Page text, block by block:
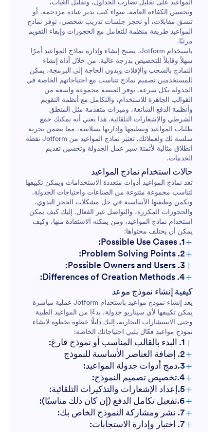
المواعيد على تقليل تضارب الجداول، وتقليل الغياب،
وتحسين الكفاءة العامة. سواء كنت تدير عيادة مزدحمة، أو
تنسق مقابلات، أو تحجز جلسات تدريب شخصي، توفر نماذج
المواعيد طريقة منظمة للتعامل مع الحجوزات وإبقاء التقويم
مرتبًا.
باستخدام Jotform، يصبح إنشاء وإدارة نماذج المواعيد أمرًا
سهلاً وقابلاً للتخصيص بدرجة عالية. من خلال أداة إنشاء
النماذج بالسحب والإفلات وبدون الحاجة إلى البرمجة، يمكن
للمستخدمين تصميم نماذج تتناسب مع احتياجاتهم الخاصة في
الجدولة بكل سرعة. توفر المنصة مجموعة واسعة من
القوالب الجاهزة للاستخدام، والتكامل مع أنظمة التقويم
وأنظمة الدفع الشائعة، وميزات متقدمة مثل المنطق
الشرطي والإشعارات التلقائية. هذا يعني أنه يمكنك جمع
طلبات المواعيد وتنظيمها وإدارتها بسلاسة، مما يضمن تجربة
سلسة لك ولعملائك. تعتبر نماذج المواعيد من Jotform نقطة
انطلاق مثالية لأتمتة سير عمل الجدولة وتحسين تقديم
الخدمات.
حالات استخدام نماذج المواعيد
تعد نماذج المواعيد أدوات متعددة الاستخدامات ويمكن تكييفها
لتناسب مجموعة متنوعة من الصناعات واحتياجات الجدولة.
وتكمن وظيفتها الأساسية في حل مشكلات الحجز اليدوي،
والحجوزات المكررة، والتواصل غير الفعال. إليك كيف يمكن
استخدام نماذج المواعيد، ومن يمكنه الاستفادة منها، وكيف
يمكن أن يختلف محتواها:
+
1. Possible Use Cases:
+
2. Problem Solving Points:
+
3. Possible Owners and Users:
+
4. Differences of Creation Methods:
المواعيد الطبية:
حجوزات الصالون:
الاجتماعات التعليمية:
الاستشارات:
مواعيد الفعاليات:
كيفية إنشاء نموذج موعد
يعد إنشاء نموذج مواعيد باستخدام Jotform عملية مباشرة
يمكن تكييفها لأي سيناريو جدولة، بدءًا من المواعيد الطبية
وحتى الاستشارات التجارية. إليك دليلًا خطوة بخطوة لإنشاء
نموذج مواعيد فعّال يلبي احتياجاتك الخاصة:
+1. البدء بالقالب المناسب أو نموذج فارغ:
+2. إضافة العناصر الأساسية للنموذج
طبي:
صالون:
+3.دمج أدوات جدولة المواعيد:
+4.تخصيص تصميم النموذج:
+5.إعداد الإشعارات والتذكيرات التلقائية:
+6.تفعيل تكامل الدفع (إن كان ذلك مناسبًا):
+7. نشر ومشاركة النموذج الخاص بك:
+7. اختبار وإدارة الاستجابات: